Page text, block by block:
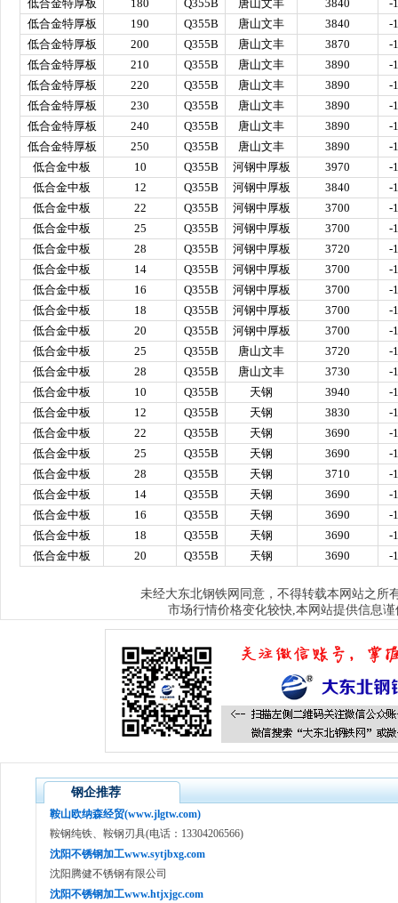
低合金特厚板 180 Q355B 唐山文丰 3840
-
低合金特厚板
190 Q355B 唐山文丰 3840
-
低合金特厚板
200 Q355B 唐山文丰 3870
-
低合金特厚板
210 Q355B 唐山文丰 3890
-
低合金特厚板
220 Q355B 唐山文丰 3890
-
低合金特厚板
230 Q355B 唐山文丰 3890
-
低合金特厚板
240 Q355B 唐山文丰 3890
-
低合金特厚板
250 Q355B 唐山文丰 3890
-
低合金中板
10 Q355B 河钢中厚板 3970
-
低合金中板
12 Q355B 河钢中厚板 3840
-
低合金中板
22 Q355B 河钢中厚板 3700
-
低合金中板
25 Q355B 河钢中厚板 3700
-
低合金中板
28 Q355B 河钢中厚板 3720
-
低合金中板
14 Q355B 河钢中厚板 3700
-
低合金中板
16 Q355B 河钢中厚板 3700
-
低合金中板
18 Q355B 河钢中厚板 3700
-
低合金中板
20 Q355B 河钢中厚板 3700
-
低合金中板
25 Q355B 唐山文丰 3720
-
低合金中板
28 Q355B 唐山文丰 3730
-
低合金中板
10 Q355B 天钢 3940
-
低合金中板
12 Q355B 天钢 3830
-
低合金中板
22 Q355B 天钢 3690
-
低合金中板
25 Q355B 天钢 3690
-
低合金中板
28 Q355B 天钢 3710
-
低合金中板
14 Q355B 天钢 3690
-
低合金中板
16 Q355B 天钢 3690
-
低合金中板
18 Q355B 天钢 3690
-
低合金中板
20 Q355B 天钢 3690 -
未经大东北钢铁网 同意，不得转载本网站之所
市场行情价格变化较快,本网站提供信息
钢企推荐
鞍山欧纳森经贸(www.jlgtw.com)
鞍钢纯铁、鞍钢刃具(电话：13304206566)
沈阳不锈钢加工www.sytjbxg.com
沈阳腾健不锈钢有限公司
沈阳不锈钢加工www.htjxjgc.com